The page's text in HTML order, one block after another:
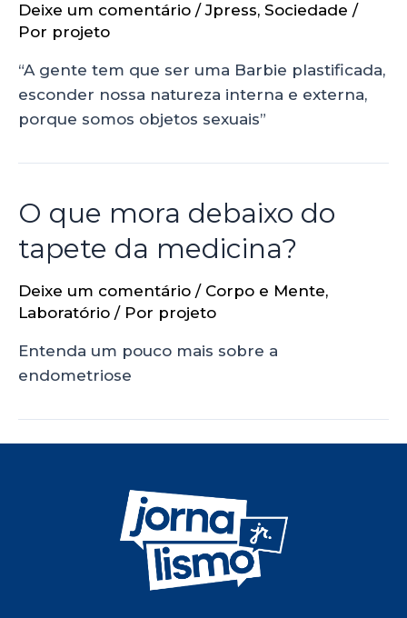
Deixe um comentário /Jpress, Sociedade /
Por projeto
“A gente tem que ser uma Barbie plastificada,
esconder nossa natureza interna e externa,
porque somos objetos sexuais”
O que mora debaixo do
tapete da medicina?
Deixe um comentário / Corpo e Mente,
Laboratório / Por projeto
Entenda um pouco mais sobre a
endometriose